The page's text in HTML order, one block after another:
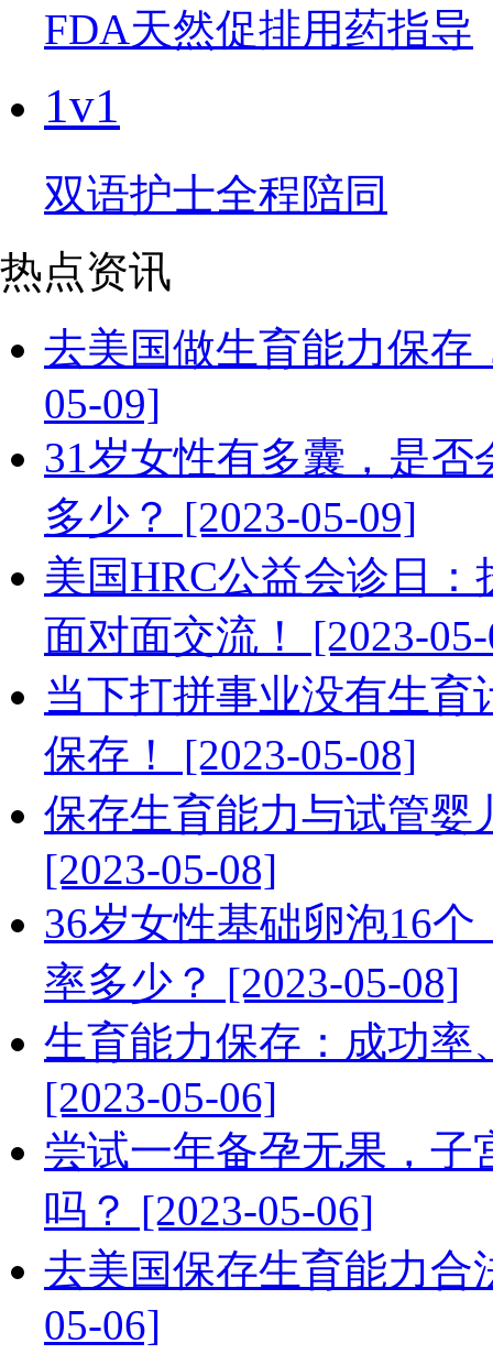
FDA天然促排用药指导
1v1
双语护士全程陪同
热点资讯
去美国做生育能力保存
05-09]
31岁女性有多囊，是
多少？ [2023-05-09]
美国HRC公益会诊日
面对面交流！ [2023-
当下打拼事业没有生
保存！ [2023-05-08]
保存生育能力与试管婴
[2023-05-08]
36岁女性基础卵泡16
率多少？ [2023-05-08]
生育能力保存：成功率
[2023-05-06]
尝试一年备孕无果，子
吗？ [2023-05-06]
去美国保存生育能力合
05-06]